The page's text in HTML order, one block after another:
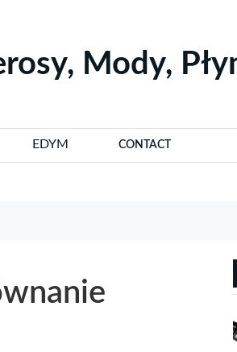
Mody,
EDYM CONTACT